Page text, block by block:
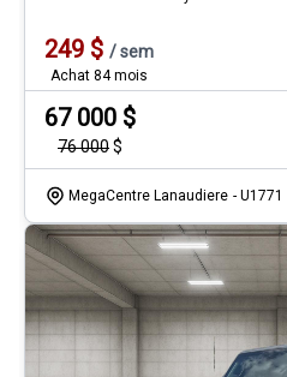
249 $ /sem
Achat 84 mois
67 000 $
76 000$
MegaCentre Lanaudiere - U1771